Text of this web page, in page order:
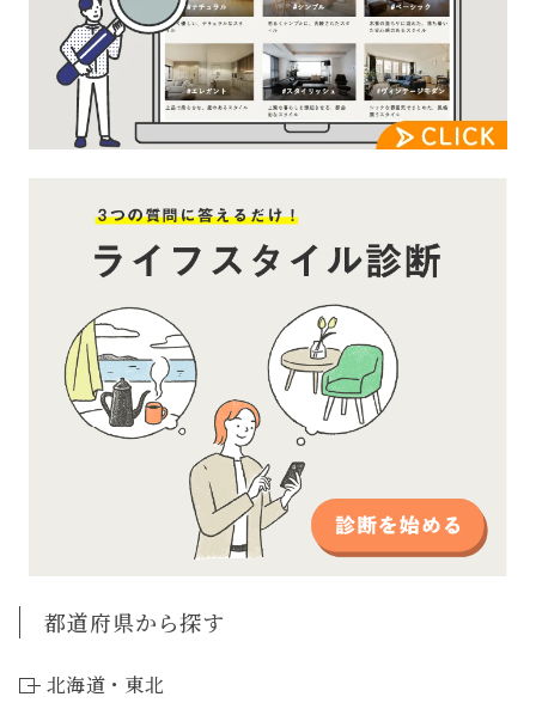
都道府県から探す
北海道・東北